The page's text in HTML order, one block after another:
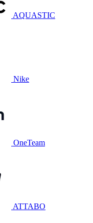
AQUASTIC
Nike
OneTeam
ATTABO